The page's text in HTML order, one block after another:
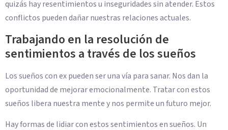
quizás hay resentimientos u inseguridades sin atender. Estos
conflictos pueden dañar nuestras relaciones actuales.
Trabajando en la resolución de
sentimientos a través de los sueños
Los sueños con ex pueden ser una vía para sanar. Nos dan la
oportunidad de mejorar emocionalmente. Tratar con estos
sueños libera nuestra mente y nos permite un futuro mejor.
Hay formas de lidiar con estos sentimientos en sueños. Un